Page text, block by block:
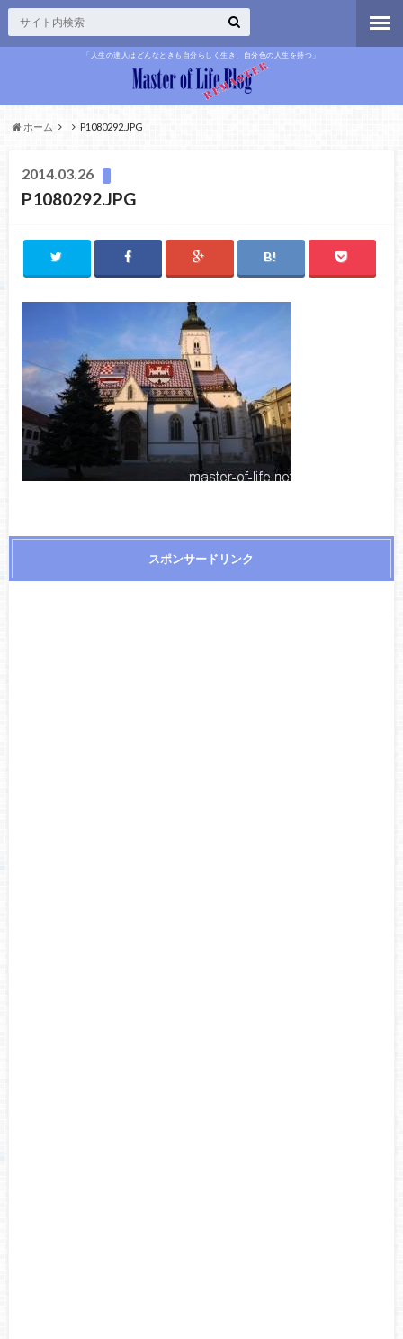
「人生の達人はどんなときも自分らしく生き、自分色の人生を持つ」
ホーム P1080292.JPG
2014.03.26
P1080292.JPG
スポンサードリンク